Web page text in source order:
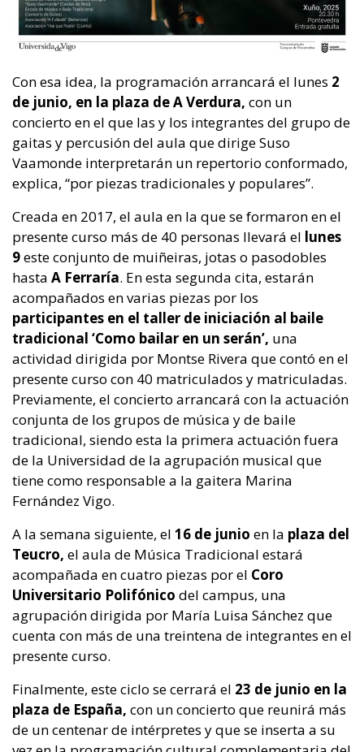
Con esa idea, la programación arrancará el lunes 2
de junio, en la plaza de A Verdura, con un
concierto en el que las y los integrantes del grupo de
gaitas y percusión del aula que dirige Suso
Vaamonde interpretarán un repertorio conformado,
explica, “por piezas tradicionales y populares”.
Creada en 2017, el aula en la que se formaron en el
presente curso más de 40 personas llevará el lunes
9este conjunto de muiñeiras, jotas o pasodobles
hasta A Ferraría. En esta segunda cita, estarán
acompañados en varias piezas por los
participantes en el taller de iniciación al baile
tradicional ‘Como bailar en un serán’, una
actividad dirigida por Montse Rivera que contó en el
presente curso con 40 matriculados y matriculadas.
Previamente, el concierto arrancará con la actuación
conjunta de los grupos de música y de baile
tradicional, siendo esta la primera actuación fuera
de la Universidad de la agrupación musical que
tiene como responsable a la gaitera Marina
Fernández Vigo.
A la semana siguiente, el 16 de junio en la plaza del
Teucro, el aula de Música Tradicional estará
acompañada en cuatro piezas por el Coro
Universitario Polifónico del campus, una
agrupación dirigida por María Luisa Sánchez que
cuenta con más de una treintena de integrantes en el
presente curso.
Finalmente, este ciclo se cerrará el 23 de junio en la
plaza de España, con un concierto que reunirá más
de un centenar de intérpretes y que se inserta a su